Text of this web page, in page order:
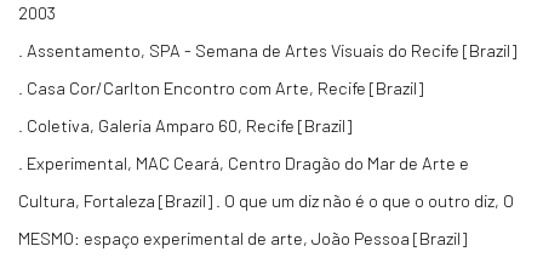
2003
. Assentamento, SPA - Semana de Artes Visuais do Recife [Brazil]
. Casa Cor/Carlton Encontro com Arte, Recife [Brazil]
. Coletiva, Galeria Amparo 60, Recife [Brazil]
. Experimental, MAC Ceará, Centro Dragão do Mar de Arte e
Cultura, Fortaleza [Brazil] . O que um diz não é o que o outro diz, O
MESMO: espaço experimental de arte, João Pessoa [Brazil]